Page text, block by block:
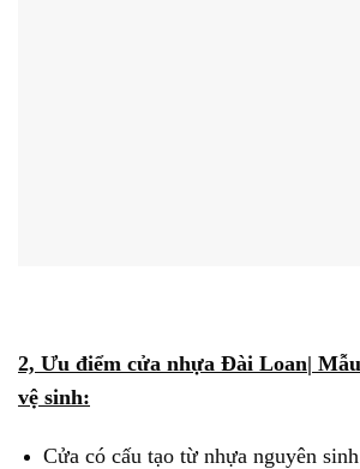
2, Ưu điểm cửa nhựa Đài Loan|
vệ sinh:
Cửa có cấu tạo từ nhựa nguyên